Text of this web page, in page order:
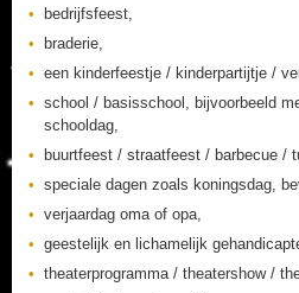
bedrijfsfeest,
braderie,
een kinderfeestje / kinderpartijtje /
school / basisschool, bijvoorbeeld
schooldag,
buurtfeest / straatfeest / barbecue /
speciale dagen zoals koningsdag,
verjaardag oma of opa,
geestelijk en lichamelijk
theaterprogramma / theatershow /